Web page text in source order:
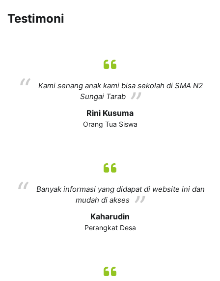
Testimoni
Kami senang anak kami bisa sekolah di SMA N2
Sungai Tarab
Rini Kusuma
Orang Tua Siswa
Banyak informasi yang didapat di website ini dan
mudah di akses
Kaharudin
Perangkat Desa